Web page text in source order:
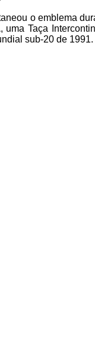
o emblema
Taça
sub-20 de 1991.